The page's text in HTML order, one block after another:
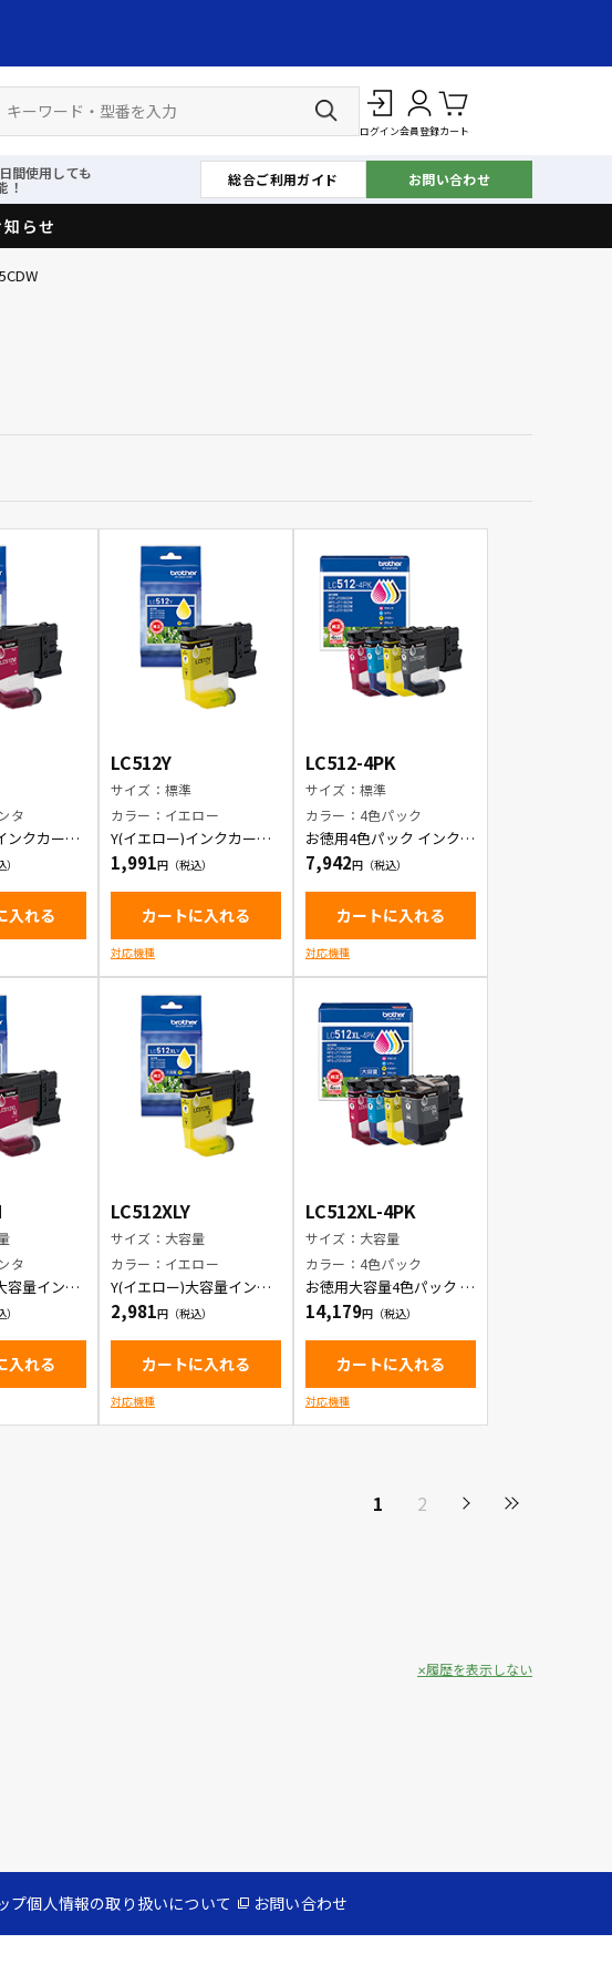
ログイン会員登録カート
間使用しても
！ 総合ご利用ガイド お問い合わせ
らせ
タ
ンクカート
入れる
LC512Y
サイズ：標準
カラー：イエロー
Y(イエロー)インクカート
リッジ
1,991
カートに入れる
対応機種
LC512-4PK
サイズ：標準
カラー：4色パック
お徳用4色パック インクカ
ートリッジ
7,942
カートに入れる
対応機種
タ
容量インク
入れる
LC512XLY
サイズ：大容量
カラー：イエロー
Y(イエロー)大容量インク
カートリッジ
2,981
カートに入れる
対応機種
LC512XL-4PK
サイズ：大容量
カラー：4色パック
お徳用大容量4色パック イ
ンクカートリッジ
14,179
カートに入れる
対応機種
1 2
履歴を表示しない
プ個人情報の取り扱いについて お問い合わせ